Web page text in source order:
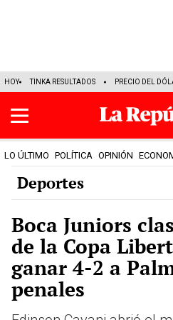
HOY TINKA RESULTADOS PRECIO DEL
LO ÚLTIMO POLÍTICA OPINIÓN
Deportes
Boca Juniors
de la Copa
ganar 4-2 a
penales